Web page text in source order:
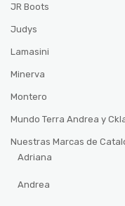
JR Boots
Judys
Lamasini
Minerva
Montero
Mundo Terra Andrea y
Nuestras Marcas de
Adriana
Andrea